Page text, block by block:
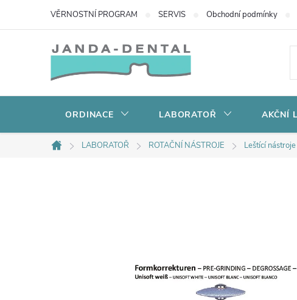
VĚRNOSTNÍ PROGRAM SERVIS Obchodní podmínky
ORDINACE LABORATOŘ AKČNÍ
Domů
LABORATOŘ ROTAČNÍ NÁSTROJE Leštící nástroje